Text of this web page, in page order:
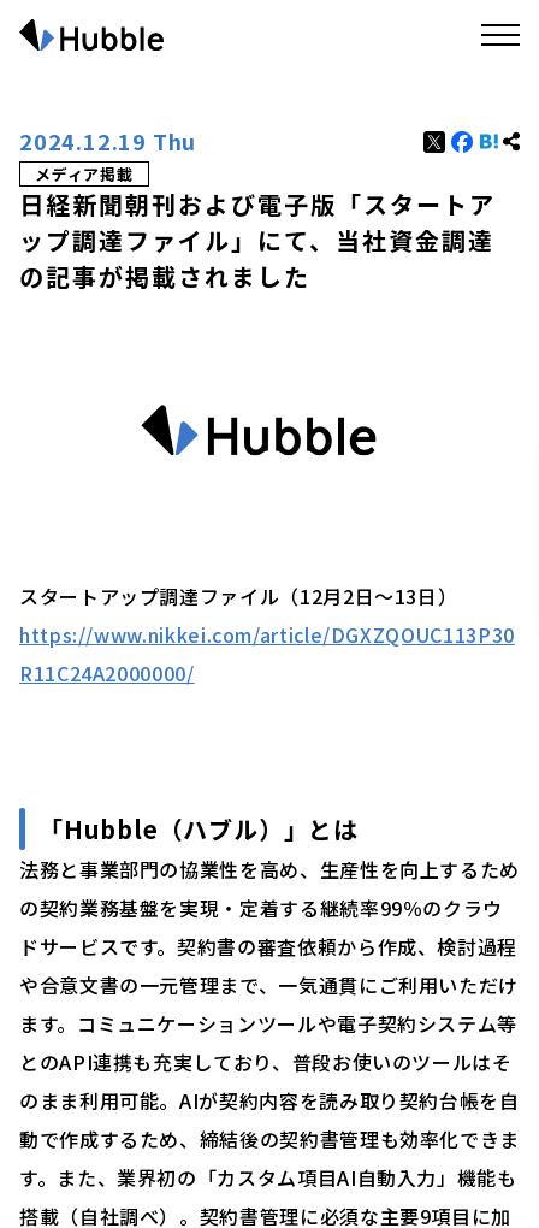
2024.12.19 Thu
メディア掲載
日経新聞朝刊および電子版「スタートア
ップ調達ファイル」にて、当社資金調達
の記事が掲載されました
スタートアップ調達ファイル（12月2日〜13日）
https://www.nikkei.com/article/DGXZQOUC113P30
R11C24A2000000/
「Hubble（ハブル）」 とは
法務と事業部門の協業性を高め、生産性を向上するため
の契約業務基盤を実現・定着する継続率99％のクラウ
ドサービスです。契約書の審査依頼から作成、検討過程
や合意文書の一元管理まで、一気通貫にご利用いただけ
ます。コミュニケーションツールや電子契約システム等
とのAPI連携も充実しており、普段お使いのツールはそ
のまま利用可能。AIが契約内容を読み取り契約台帳を自
動で作成するため、締結後の契約書管理も効率化できま
す。また、業界初の「カスタム項目AI自動入力」機能も
搭載（自社調べ）。契約書管理に必須な主要9項目に加